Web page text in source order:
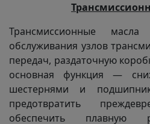
Трансмиссионные
обслуживания узлов
передач, раздаточную
основная функция —
шестернями и
предотвратить
обеспечить плавную